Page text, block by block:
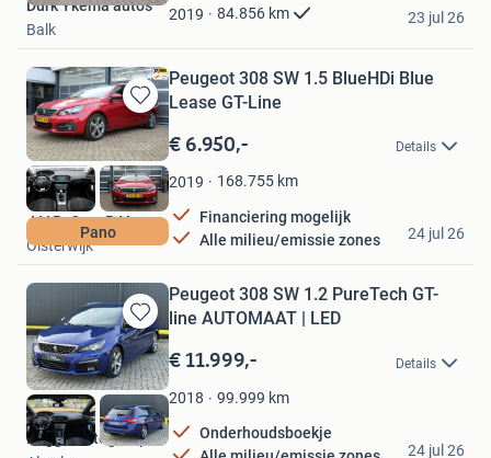
Favorieten
2019 84.856 km
Durk Ykema auto's
Balk
23 jul 26
Bewaren
in
Mijn
Favorieten
Pano
Peugeot 308 SW 1.5 BlueHDi Blue
Lease GT-Line
€ 6.950,- Details
2019 168.755 km
Financiering mogelijk
Alle milieu/emissie zones
J.V.B. Cars B.V.
Oisterwijk
24 jul 26
Bewaren
in
Mijn
Favorieten
Peugeot 308 SW 1.2 PureTech GT-
line AUTOMAAT | LED
€ 11.999,- Details
2018 99.999 km
Onderhoudsboekje
Regge Autogroep
24 jul 26